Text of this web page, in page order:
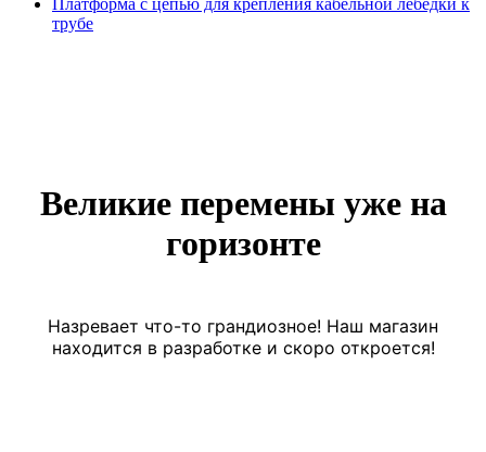
Платформа с цепью для крепления кабельной лебедки к
трубе
Великие перемены уже на
горизонте
Назревает что-то грандиозное! Наш магазин
находится в разработке и скоро откроется!